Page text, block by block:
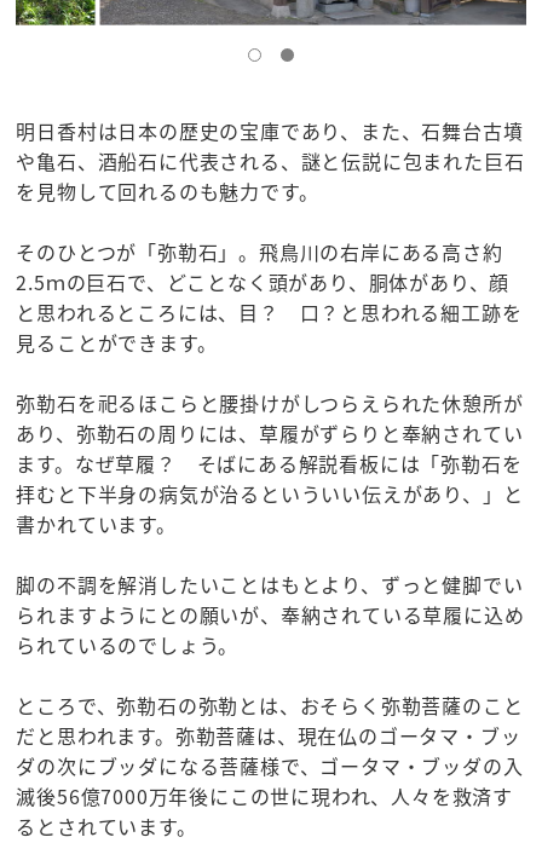
明日香村は日本の歴史の宝庫であり、また、石舞台古墳
や亀石、酒船石に代表される、謎と伝説に包まれた巨石
を見物して回れるのも魅力です。
そのひとつが「弥勒石」。飛鳥川の右岸にある高さ約
2.5ｍの巨石で、どことなく頭があり、胴体があり、顔
と思われるところには、目？ 口？と思われる細工跡を
見ることができます。
弥勒石を祀るほこらと腰掛けがしつらえられた休憩所が
あり、弥勒石の周りには、草履がずらりと奉納されてい
ます。なぜ草履？ そばにある解説看板には「弥勒石を
拝むと下半身の病気が治るといういい伝えがあり、」と
書かれています。
脚の不調を解消したいことはもとより、ずっと健脚でい
られますようにとの願いが、奉納されている草履に込め
られているのでしょう。
ところで、弥勒石の弥勒とは、おそらく弥勒菩薩のこと
だと思われます。弥勒菩薩は、現在仏のゴータマ・ブッ
ダの次にブッダになる菩薩様で、ゴータマ・ブッダの入
滅後56億7000万年後にこの世に現われ、人々を救済す
るとされています。